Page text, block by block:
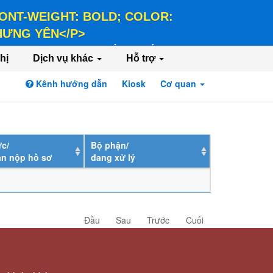
WEIGHT: BOLD; COLOR:
YÊN</P>
COLOR: #FFEE58;">HÀNH CHÍNH PHỤC
Dịch vụ khác Hỗ trợ
Kênh hướng dẫn Kiosk Cơ quan
nộp hồ sơ
Bộ phận/
đang xử lý
Đầu Sau Trước Cuối